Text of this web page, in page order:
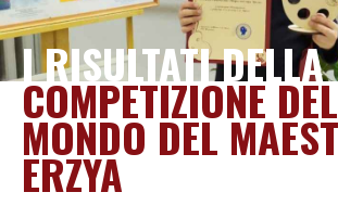
I RISULTATI DELLA
COMPETIZIONE DEL
MONDO DEL
ERZYA